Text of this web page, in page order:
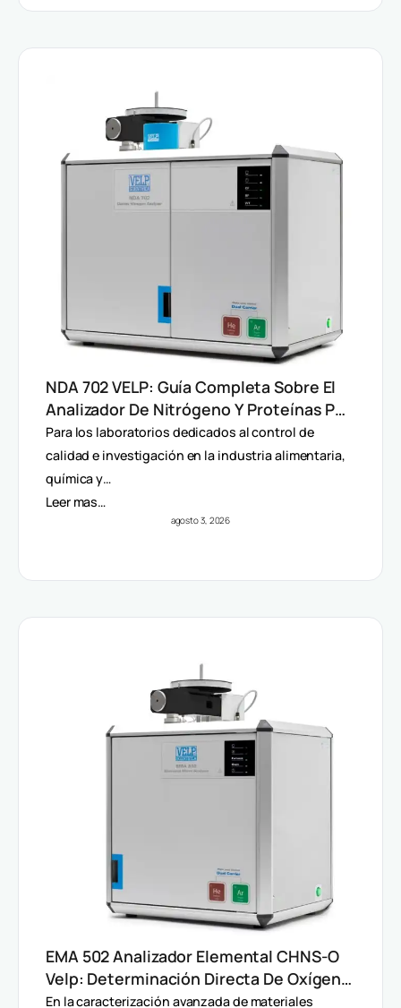
NDA 702 VELP: Guía Completa Sobre El
Analizador De Nitrógeno Y Proteínas Por
Método Dumas
Para los laboratorios dedicados al control de
calidad e investigación en la industria alimentaria,
química y…
Leer mas…
agosto 3, 2026
EMA 502 Analizador Elemental CHNS-O
Velp: Determinación Directa De Oxígeno
Y Análisis Multiparámetro
En la caracterización avanzada de materiales